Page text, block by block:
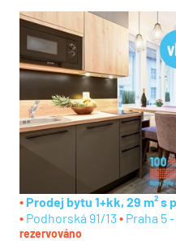
Prodej bytu 1+kk, 29 m² s
Podhorská 91/13
Praha 5
rezervováno